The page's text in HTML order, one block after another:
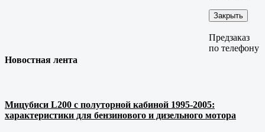
Закрыть
Предзаказ
по телефону
Новостная лента
Мицубиси L200 с полуторной кабиной 1995-2005:
характеристики для бензинового и дизельного мотора